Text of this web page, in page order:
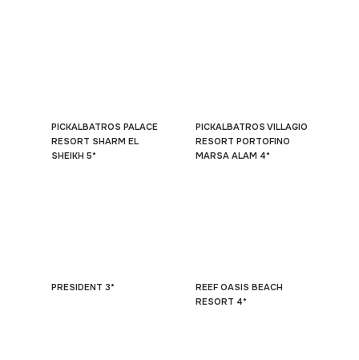
PICKALBATROS PALACE
RESORT SHARM EL
SHEIKH 5*
PICKALBATROS VILLAGIO
RESORT PORTOFINO
MARSA ALAM 4*
PRESIDENT 3*
REEF OASIS BEACH
RESORT 4*